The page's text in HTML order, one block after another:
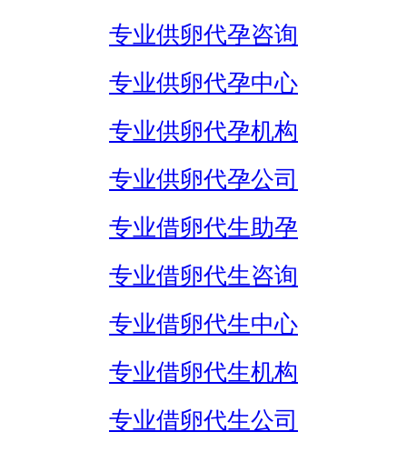
专业供卵代孕咨询
专业供卵代孕中心
专业供卵代孕机构
专业供卵代孕公司
专业借卵代生助孕
专业借卵代生咨询
专业借卵代生中心
专业借卵代生机构
专业借卵代生公司